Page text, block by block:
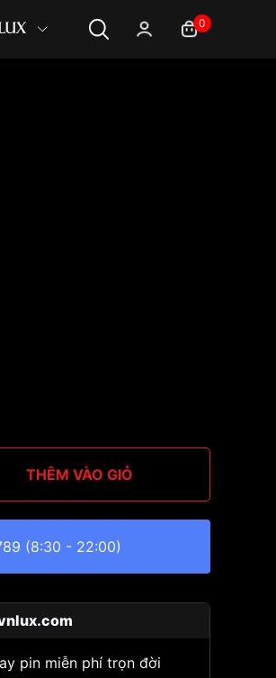
0
THÊM VÀO GIỎ
(8:30 - 22:00)
pin miễn phí trọn đời